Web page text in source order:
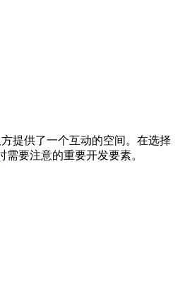
提供了一个互动的空间。在选择
需要注意的重要开发要素。